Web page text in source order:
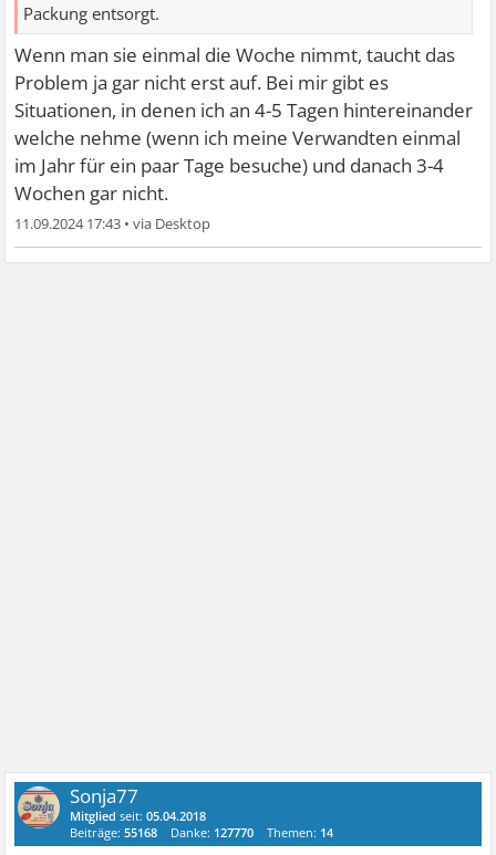
Packung entsorgt.
Wenn man sie einmal die Woche nimmt, taucht das
Problem ja gar nicht erst auf. Bei mir gibt es
Situationen, in denen ich an 4-5 Tagen hintereinander
welche nehme (wenn ich meine Verwandten einmal
im Jahr für ein paar Tage besuche) und danach 3-4
Wochen gar nicht.
11.09.2024 17:43 •
Sonja77
Mitglied seit:05.04.2018
Beiträge:55168 Danke: 127770 Themen: 14